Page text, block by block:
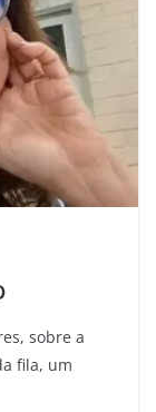
sobre a
fila, um